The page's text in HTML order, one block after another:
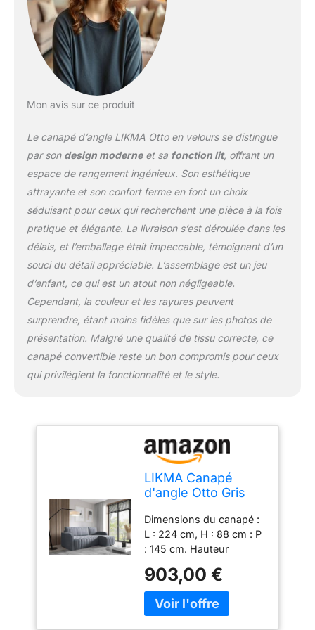
toujours inclus Le salon
a été fabriqué en mousse
T30 de haute qualité et
en tissu Velvet
Jasmine/Trinity très
construction solide en
éléments de bois, ce qui
garantit un aspect
esthétique. Équipé de
ressorts Bonell et de
mousse T30, ecskofa
offre confort et
convivialité pour dormir
et se reposer Canapé
offre une fonction de
couchage qui permet à
l'utilisateur de
transformer facilement le
confortable. Grâce à son
mécanisme d'ouverture
automatique de l'assise
confortable
Mon avis sur ce produit
Le canapé d’angle LIKMA Otto en velours se distingue
par son design moderneet sa fonction lit, offrant un
espace de rangement ingénieux. Son esthétique
attrayante et son confort ferme en font un choix
séduisant pour ceux qui recherchent une pièce à la fois
pratique et élégante. La livraison s’est déroulée dans les
délais, et l’emballage était impeccable, témoignant d’un
souci du détail appréciable. L’assemblage est un jeu
d’enfant, ce qui est un atout non négligeable.
Cependant, la couleur et les rayures peuvent
surprendre, étant moins fidèles que sur les photos de
présentation. Malgré une qualité de tissu correcte, ce
canapé convertible reste un bon compromis pour ceux
qui privilégient la fonctionnalité et le style.
LIKMA Canapé
d'angle Otto Gris
– Marron Clair –
Canapé Moderne
en Velours avec
Fonction Lit –
Convertible avec
Coffre de
Rangement –
Canapé d'angle
Dimensions du canapé :
L : 224 cm, H : 88 cm : P
: 145 cm. Hauteur
de couchage : 140 x 200
cm. Nous livrons le
produit directement à
903,00 €